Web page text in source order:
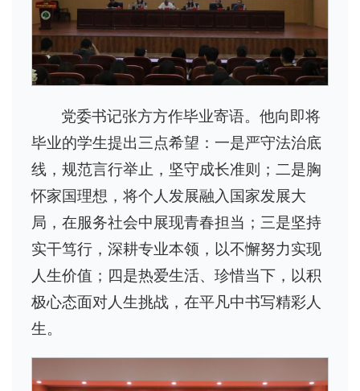
党委书记张方方作毕业寄语。他向即将
毕业的学生提出三点希望：一是严守法治底
线，规范言行举止，坚守成长准则；二是胸
怀家国理想，将个人发展融入国家发展大
局，在服务社会中展现青春担当；三是坚持
实干笃行，深耕专业本领，以不懈努力实现
人生价值；四是热爱生活、珍惜当下，以积
极心态面对人生挑战，在平凡中书写精彩人
生。